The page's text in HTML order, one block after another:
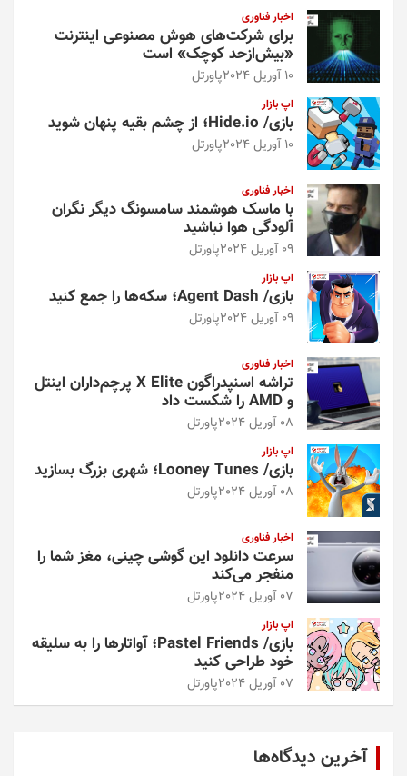
اخبار فناوری
برای شرکت‌های هوش مصنوعی اینترنت
«بیش‌از‌حد کوچک» است
10 آوریل 2024 پاورتل
اپ بازار
بازی/ Hide.io؛ از چشم بقیه پنهان شوید
10 آوریل 2024 پاورتل
اخبار فناوری
با ماسک هوشمند سامسونگ دیگر نگران
آلودگی هوا نباشید
09 آوریل 2024 پاورتل
اپ بازار
بازی/ Agent Dash؛ سکه‌ها را جمع کنید
09 آوریل 2024 پاورتل
اخبار فناوری
تراشه اسنپدراگون X Elite پرچم‌داران اینتل
و AMD را شکست داد
08 آوریل 2024 پاورتل
اپ بازار
بازی/ Looney Tunes؛ شهری بزرگ بسازید
08 آوریل 2024 پاورتل
اخبار فناوری
سرعت دانلود این گوشی چینی، مغز شما را
منفجر می‌کند
07 آوریل 2024 پاورتل
اپ بازار
بازی/ Pastel Friends؛ آواتارها را به سلیقه
خود طراحی کنید
07 آوریل 2024 پاورتل
آخرین دیدگاه‌ها